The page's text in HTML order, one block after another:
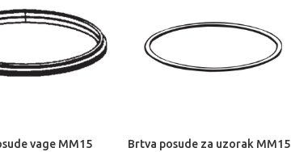
U KOŠARICU
vage MM15 DODAJ U KOŠARICU
Brtva posude za uzorak MM15